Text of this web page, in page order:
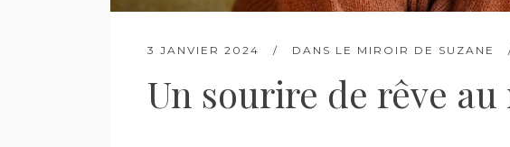
3 JANVIER 2024 DANS LE MIROIR DE SUZANE
Un sourire de rêve